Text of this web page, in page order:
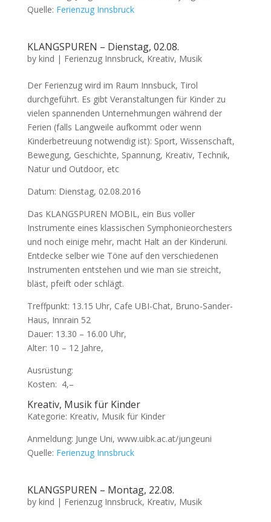
Quelle: Ferienzug Innsbruck
KLANGSPUREN – Dienstag, 02.08.
by kind | Ferienzug Innsbruck, Kreativ, Musik
Der Ferienzug wird im Raum Innsbuck, Tirol
durchgeführt. Es gibt Veranstaltungen für Kinder zu
vielen spannenden Unternehmungen während der
Ferien (falls Langweile aufkommt oder wenn
Kinderbetreuung notwendig ist): Sport, Wissenschaft,
Bewegung, Geschichte, Spannung, Kreativ, Technik,
Natur und Outdoor, etc
Datum: Dienstag, 02.08.2016
Das KLANGSPUREN MOBIL, ein Bus voller
Instrumente eines klassischen Symphonieorchesters
und noch einige mehr, macht Halt an der Kinderuni.
Entdecke selber wie Töne auf den verschiedenen
Instrumenten entstehen und wie man sie streicht,
bläst, pfeift oder schlägt.
Treffpunkt: 13.15 Uhr, Cafe UBI-Chat, Bruno-Sander-
Haus, Innrain 52
Dauer: 13.30 – 16.00 Uhr,
Alter: 10 – 12 Jahre,
Ausrüstung:
Kosten:  4,–
Kreativ, Musik für Kinder
Kategorie: Kreativ, Musik für Kinder
Anmeldung: Junge Uni, www.uibk.ac.at/jungeuni
Quelle: Ferienzug Innsbruck
KLANGSPUREN – Montag, 22.08.
by kind | Ferienzug Innsbruck, Kreativ, Musik